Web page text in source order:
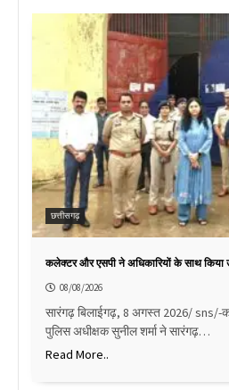
छत्तीसगढ़
कलेक्टर और एसपी ने अधिकारियों के साथ किया
08/08/2026
सारंगढ़ बिलाईगढ़, 8 अगस्त 2026/ sns/-
पुलिस अधीक्षक सुनील शर्मा ने सारंगढ़…
Read More..